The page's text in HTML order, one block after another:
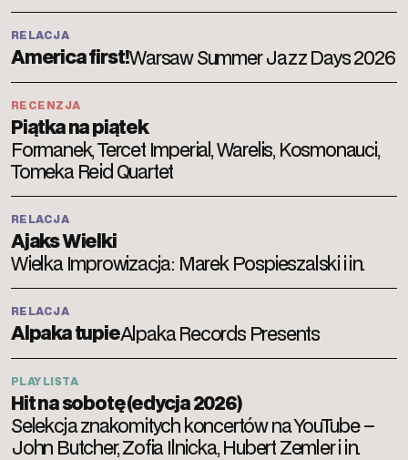
America first!Warsaw Summer Jazz Days 2026
RELACJA
Piątka na piątek
Formanek, Tercet Imperial, Warelis, Kosmonauci,
Tomeka Reid Quartet
RECENZJA
Ajaks Wielki
Wielka Improwizacja: Marek Pospieszalski i in.
RELACJA
Alpaka tupieAlpaka Records Presents
RELACJA
Hit na sobotę (edycja 2026)
Selekcja znakomitych koncertów na YouTube –
John Butcher, Zofia Ilnicka, Hubert Zemler i in.
PLAYLISTA